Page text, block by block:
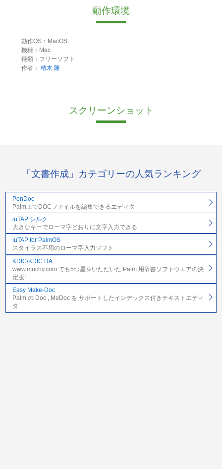
動作環境
動作OS：MacOS
機種：Mac
種類：フリーソフト
作者： 植木 隆
スクリーンショット
「文書作成」カテゴリーの人気ランキング
PenDoc
Palm上でDOCファイルを編集できるエディタ
iuTAP シルク
大きなキーでローマ字どおりに文字入力できる
iuTAP for PalmOS
スタイラス不用のローマ字入力ソフト
KDIC/KDIC DA
www.muchy.com でも5つ星をいただいた Palm 用辞書ソフトウエアの決
定版!
Easy Make-Doc
Palm の Doc , MeDoc を サポートしたインデックス付きテキストエディ
タ